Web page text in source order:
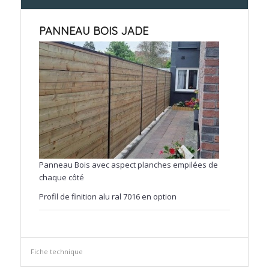
PANNEAU BOIS JADE
Panneau Bois avec aspect planches empilées de
chaque côté
Profil de finition alu ral 7016 en option
Fiche technique